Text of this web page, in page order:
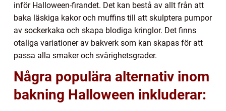
inför Halloween-firandet. Det kan bestå av allt från att
baka läskiga kakor och muffins till att skulptera pumpor
av sockerkaka och skapa blodiga kringlor. Det finns
otaliga variationer av bakverk som kan skapas för att
passa alla smaker och svårighetsgrader.
Några populära alternativ inom
bakning Halloween inkluderar: